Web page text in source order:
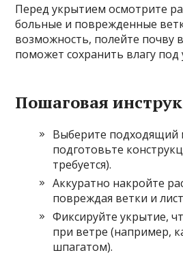
Перед укрытием осмотрите
больные и поврежденные
возможность, полейте почву
поможет сохранить влагу под
Пошаговая
Выберите подходящий
подготовьте
требуется).
Аккуратно накройте
повреждая ветки и
Фиксируйте укрытие,
при ветре (например,
шпагатом).